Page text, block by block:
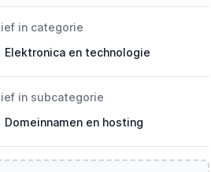
in categorie
Elektronica en technologie
in subcategorie
Domeinnamen en hosting